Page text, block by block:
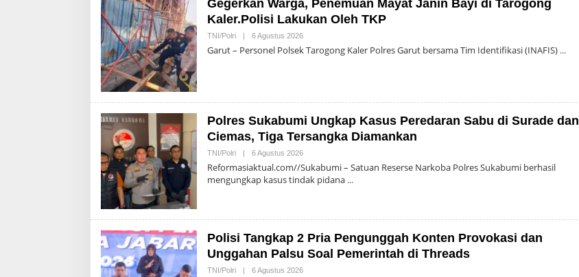
Gegerkan Warga, Penemuan Mayat Janin Bayi di Tarogong
Kaler.Polisi Lakukan Oleh TKP
TNI/Polri | 6 Agustus 2026Oleh
Garut – Personel Polsek Tarogong Kaler Polres Garut bersama Tim Identifikasi (INAFIS)
Polres Sukabumi Ungkap Kasus Peredaran Sabu di Surade dan
Ciemas, Tiga Tersangka Diamankan
TNI/Polri | 6 Agustus 2026Oleh
Reformasiaktual.com//Sukabumi – Satuan Reserse Narkoba Polres Sukabumi berhasil
mengungkap kasus tindak pidana
Polisi Tangkap 2 Pria Pengunggah Konten Provokasi dan
Unggahan Palsu Soal Pemerintah di Threads
TNI/Polri | 6 Agustus 2026Oleh